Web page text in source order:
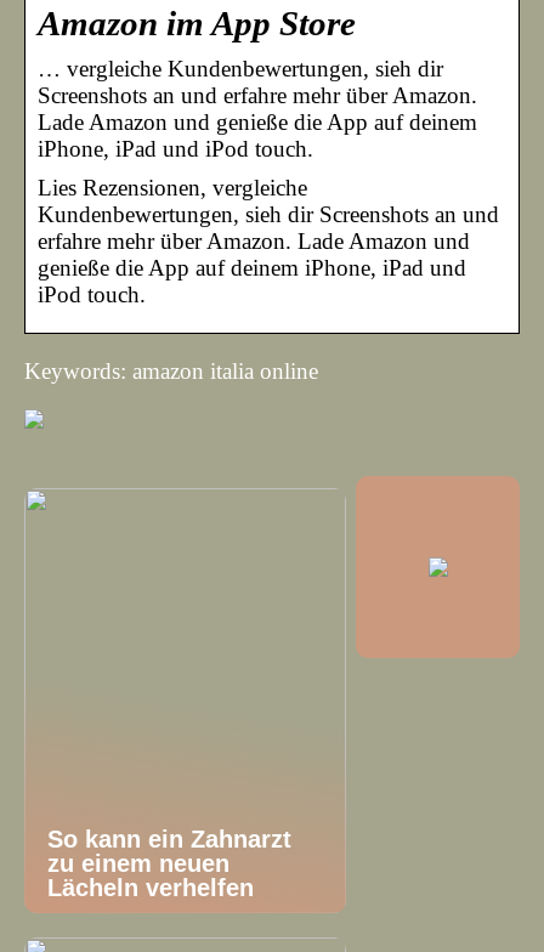
Amazon im App Store
… vergleiche Kundenbewertungen, sieh dir
Screenshots an und erfahre mehr über Amazon.
Lade Amazon und genieße die App auf deinem
iPhone, iPad und iPod touch.
Lies Rezensionen, vergleiche
Kundenbewertungen, sieh dir Screenshots an und
erfahre mehr über Amazon. Lade Amazon und
genieße die App auf deinem iPhone, iPad und
iPod touch.
Keywords: amazon italia online
So kann ein Zahnarzt
zu einem neuen
Lächeln verhelfen